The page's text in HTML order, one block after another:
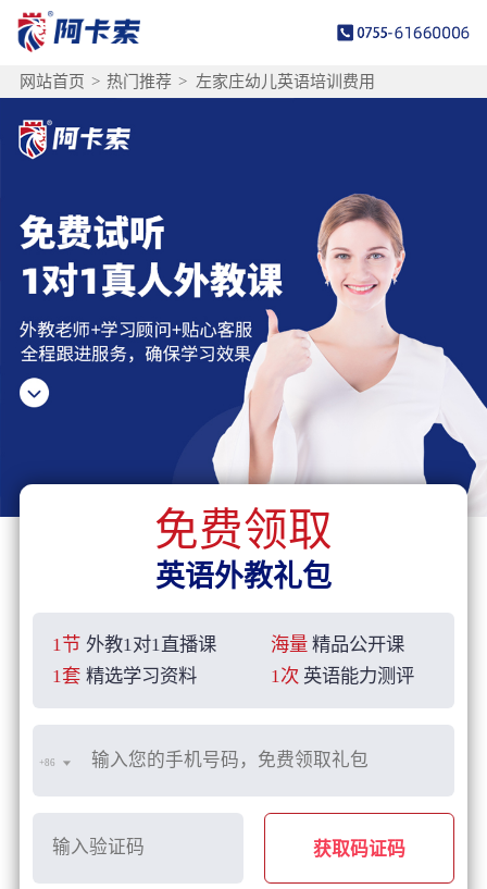
网站首页 > 热门推荐 > 左家庄幼儿英语培训费用
免费领取
英语外教礼包
1节 外教1对1直播课 海量 精品公开课
1套 精选学习资料 1次 英语能力测评
+86
获取码证码